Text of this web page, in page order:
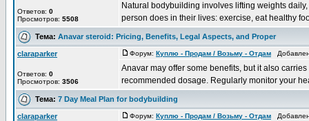
Ответов: 0
Просмотров: 5508
Natural bodybuilding involves lifting weights
person does in their lives: exercise, eat healthy
Тема: Anavar steroid: Pricing, Benefits, Legal Aspects, and Proper
claraparker
Ответов: 0
Просмотров: 3506
Форум: Куплю - Продам / Возьму - Отдам
Anavar may offer some benefits, but it also
recommended dosage. Regularly monitor your
Тема: 7 Day Meal Plan for bodybuilding
claraparker Форум: Куплю - Продам / Возьму - Отдам